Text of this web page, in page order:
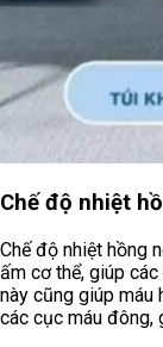
Chế độ nhiệt
Chế độ nhiệt hồng
ấm cơ thể, giúp
này cũng giúp máu
các cục máu đông,